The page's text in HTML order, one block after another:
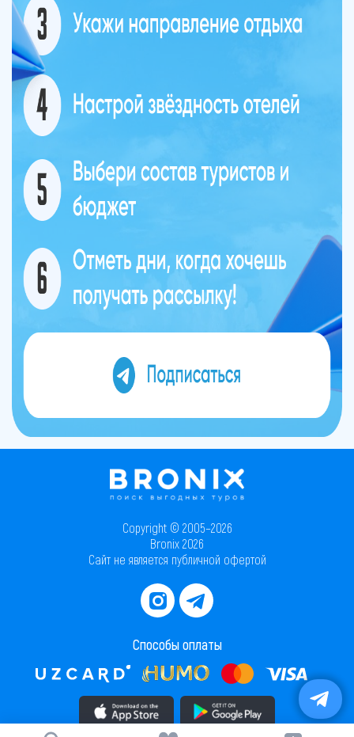
Copyright © 2005–2026
Bronix 2026
Сайт не является публичной офертой
Способы оплаты
Скачать приложение в AppStore Скачать приложение в PlayMarket